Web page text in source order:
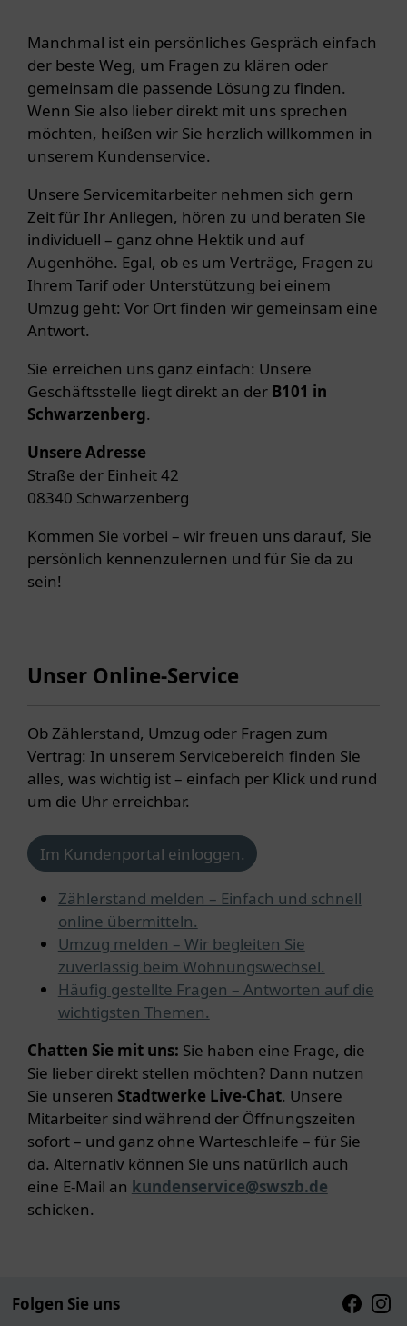
Manchmal ist ein persönliches Gespräch einfach
der beste Weg, um Fragen zu klären oder
gemeinsam die passende Lösung zu finden.
Wenn Sie also lieber direkt mit uns sprechen
möchten, heißen wir Sie herzlich willkommen in
unserem Kundenservice.
Unsere Servicemitarbeiter nehmen sich gern
Zeit für Ihr Anliegen, hören zu und beraten Sie
individuell – ganz ohne Hektik und auf
Augenhöhe. Egal, ob es um Verträge, Fragen zu
Ihrem Tarif oder Unterstützung bei einem
Umzug geht: Vor Ort finden wir gemeinsam eine
Antwort.
Sie erreichen uns ganz einfach: Unsere
Geschäftsstelle liegt direkt an der B101 in
Schwarzenberg.
Unsere Adresse
Straße der Einheit 42
08340 Schwarzenberg
Kommen Sie vorbei – wir freuen uns darauf, Sie
persönlich kennenzulernen und für Sie da zu
sein!
Unser Online-Service
Ob Zählerstand, Umzug oder Fragen zum
Vertrag: In unserem Servicebereich finden Sie
alles, was wichtig ist – einfach per Klick und rund
um die Uhr erreichbar.
Im Kundenportal einloggen.
Zählerstand melden – Einfach und schnell
online übermitteln.
Umzug melden – Wir begleiten Sie
zuverlässig beim Wohnungswechsel.
Häufig gestellte Fragen – Antworten auf die
wichtigsten Themen.
Chatten Sie mit uns: Sie haben eine Frage, die
Sie lieber direkt stellen möchten? Dann nutzen
Sie unseren Stadtwerke Live-Chat. Unsere
Mitarbeiter sind während der Öffnungszeiten
sofort – und ganz ohne Warteschleife – für Sie
da. Alternativ können Sie uns natürlich auch
eine E-Mail an kundenservice@swszb.de
schicken.
Folgen Sie uns